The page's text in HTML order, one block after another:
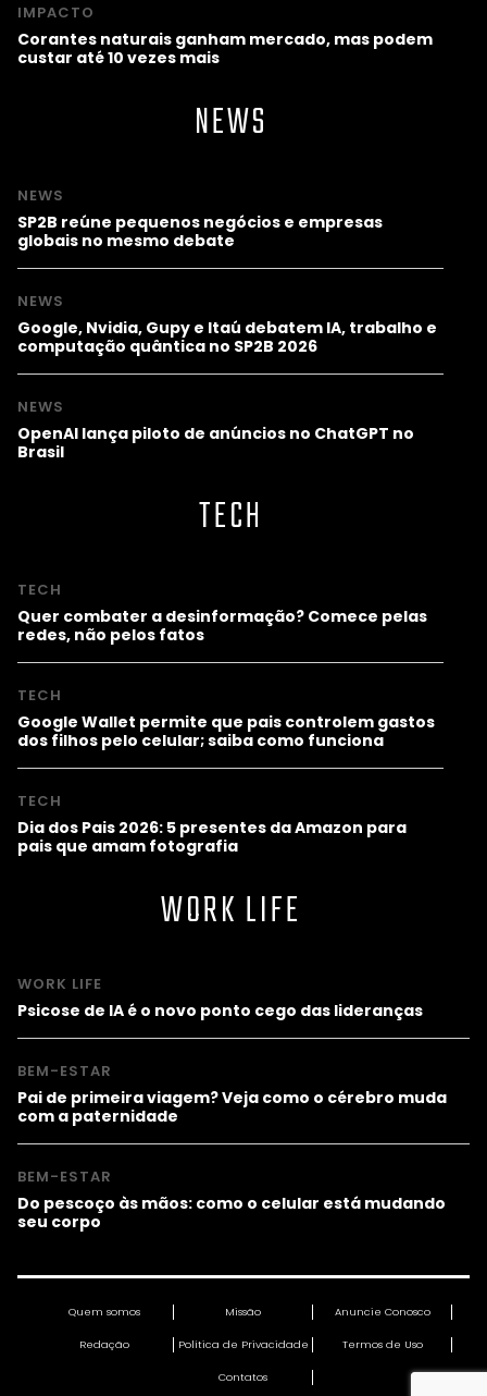
IMPACTO
Corantes naturais ganham mercado, mas podem
custar até 10 vezes mais
NEWS
NEWS
SP2B reúne pequenos negócios e empresas
globais no mesmo debate
NEWS
Google, Nvidia, Gupy e Itaú debatem IA, trabalho e
computação quântica no SP2B 2026
NEWS
OpenAI lança piloto de anúncios no ChatGPT no
Brasil
TECH
TECH
Quer combater a desinformação? Comece pelas
redes, não pelos fatos
TECH
Google Wallet permite que pais controlem gastos
dos filhos pelo celular; saiba como funciona
TECH
Dia dos Pais 2026: 5 presentes da Amazon para
pais que amam fotografia
WORK LIFE
WORK LIFE
Psicose de IA é o novo ponto cego das lideranças
BEM-ESTAR
Pai de primeira viagem? Veja como o cérebro muda
com a paternidade
BEM-ESTAR
Do pescoço às mãos: como o celular está mudando
seu corpo
Quem somos Missão Anuncie Conosco
Redação Política de Privacidade Termos de Uso
Contatos